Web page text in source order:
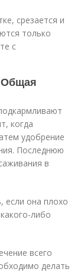
срезается и
только
с
Общая
когда
удобрение
Последнюю
в
если она плохо
либо
всего
делать